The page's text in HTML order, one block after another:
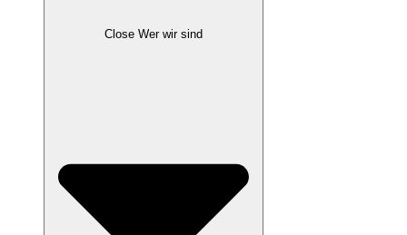
Close Wer wir sind